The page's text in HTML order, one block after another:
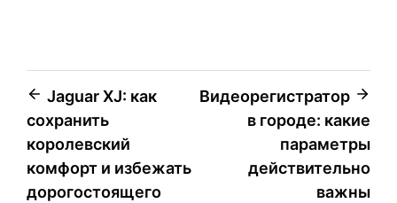
Навигация
по
записям
Jaguar XJ: как
сохранить
королевский
комфорт и избежать
дорогостоящего
Видеорегистратор
в городе: какие
параметры
действительно
важны